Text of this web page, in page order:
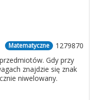
1279870
Matematyczne
Gdy przy
znajdzie się znak
niwelowany.